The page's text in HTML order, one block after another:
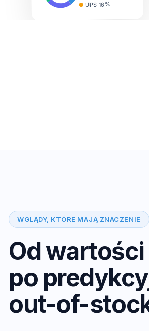
UPS 16%
WGLĄDY, KTÓRE MAJĄ ZNACZENIE
Od
po
out-of-